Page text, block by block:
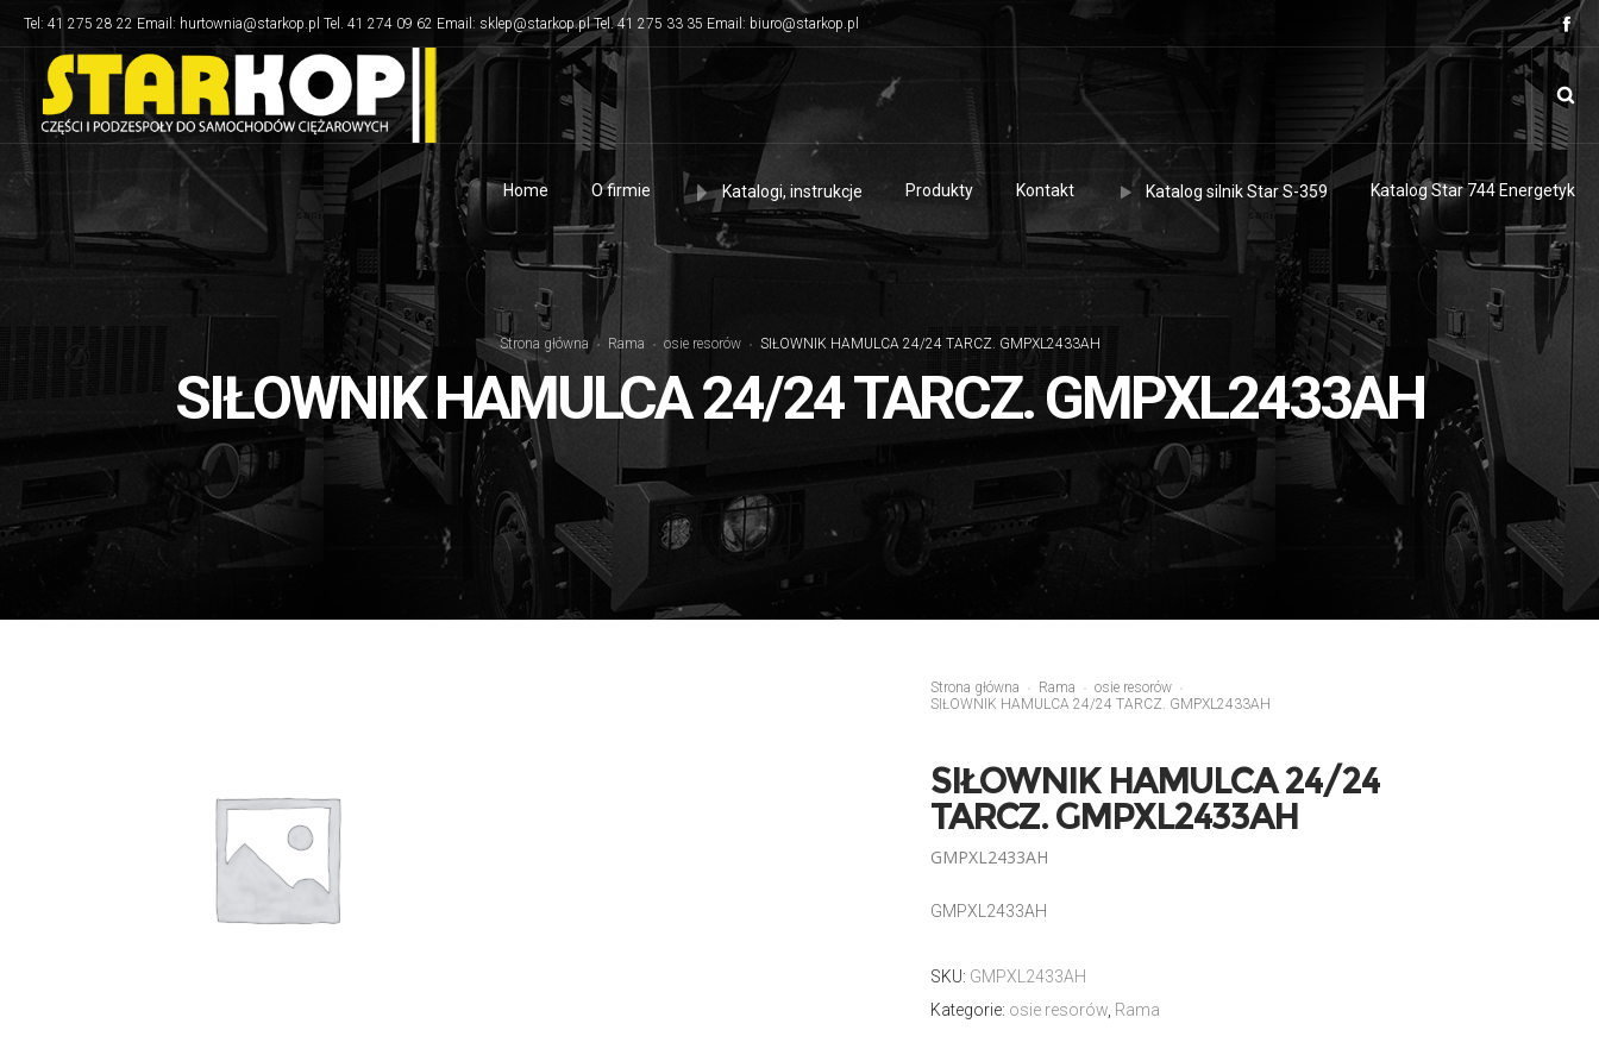
Tel: 41 275 28 22 Email: hurtownia@starkop.pl Tel. 41 274 09 62 Email: sklep@starkop.pl Tel. 41 275 33 35 Email: biuro@starkop.pl
Home O firmie Katalogi, instrukcje Produkty Kontakt Katalog silnik Star S-359 Katalog Star 744 Energetyk
Strona główna Rama osie resorów SIŁOWNIK HAMULCA 24/24 TARCZ. GMPXL2433AH
SIŁOWNIK HAMULCA 24/24 TARCZ. GMPXL2433AH
Strona główna Rama
osie resorów
SIŁOWNIK HAMULCA 24/24 TARCZ. GMPXL2433AH
SIŁOWNIK HAMULCA 24/24
TARCZ. GMPXL2433AH
GMPXL2433AH
GMPXL2433AH
SKU: GMPXL2433AH
Kategorie: osie resorów, Rama